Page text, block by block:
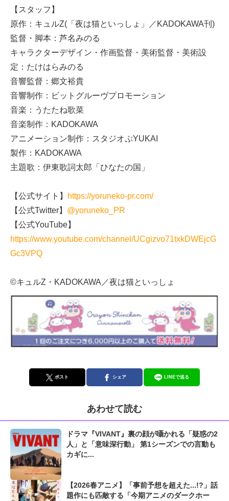
【スタッフ】
原作：キュルZ(「夜は猫といっしょ」／KADOKAWA刊)
監督・脚本：芦名みのる
キャラクターデザイン・作画監督・美術監督・美術設
定：たけはらみのる
音響監督：郷文裕貴
音響制作：ビットグルーヴプロモーション
音楽：うたたね歌菜
音楽制作：KADOKAWA
アニメーション制作：スタジオぷYUKAI
製作：KADOKAWA
主題歌：伊東歌詞太郎「ひなたの国」
【公式サイト】
https://yoruneko-pr.com/
【公式Twitter】 @yoruneko_PR
【公式YouTube】
https://www.youtube.com/channel/UCgizvo71txkDWEjcG
Gc3VPQ
©キュルZ・KADOKAWA／夜は猫といっしょ
ポスト シェア LINEで送る
あわせて読む
ドラマ『VIVANT』裏の顔が囁かれる「疑惑の2
人」と「意味深行動」 第1シーズンでの言動も
カギに...
【2026春アニメ】「事前予想を超えた...!?」話
題作にも匹敵する「今期アニメのダークホー